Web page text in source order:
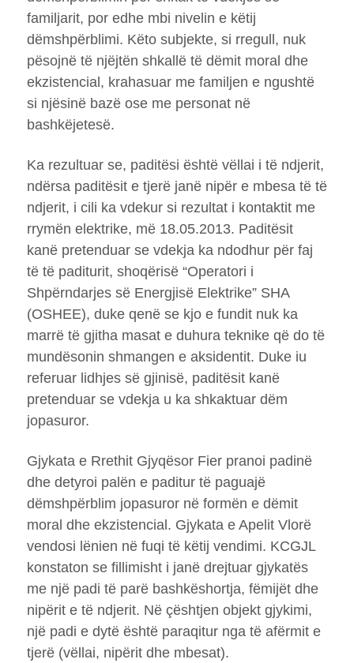
familjarit, por edhe mbi nivelin e këtij
dëmshpërblimi. Këto subjekte, si rregull, nuk
pësojnë të njëjtën shkallë të dëmit moral dhe
ekzistencial, krahasuar me familjen e ngushtë
si njësinë bazë ose me personat në
bashkëjetesë.
Ka rezultuar se, paditësi është vëllai i të ndjerit,
ndërsa paditësit e tjerë janë nipër e mbesa të të
ndjerit, i cili ka vdekur si rezultat i kontaktit me
rrymën elektrike, më 18.05.2013. Paditësit
kanë pretenduar se vdekja ka ndodhur për faj
të të paditurit, shoqërisë “Operatori i
Shpërndarjes së Energjisë Elektrike” SHA
(OSHEE), duke qenë se kjo e fundit nuk ka
marrë të gjitha masat e duhura teknike që do të
mundësonin shmangen e aksidentit. Duke iu
referuar lidhjes së gjinisë, paditësit kanë
pretenduar se vdekja u ka shkaktuar dëm
jopasuror.
Gjykata e Rrethit Gjyqësor Fier pranoi padinë
dhe detyroi palën e paditur të paguajë
dëmshpërblim jopasuror në formën e dëmit
moral dhe ekzistencial. Gjykata e Apelit Vlorë
vendosi lënien në fuqi të këtij vendimi. KCGJL
konstaton se fillimisht i janë drejtuar gjykatës
me një padi të parë bashkëshortja, fëmijët dhe
nipërit e të ndjerit. Në çështjen objekt gjykimi,
një padi e dytë është paraqitur nga të afërmit e
tjerë (vëllai, nipërit dhe mbesat).